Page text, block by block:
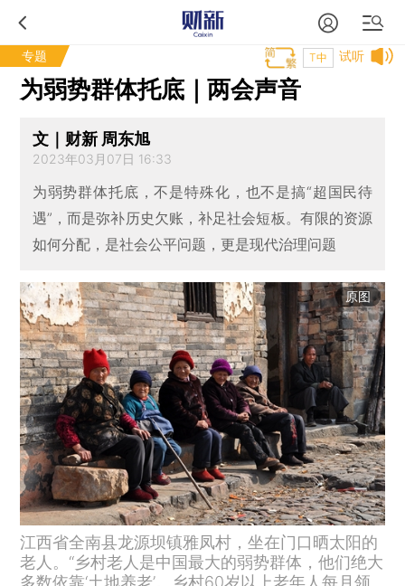
专题 试听
T中
为弱势群体托底｜两会声音
文｜财新 周东旭
2023年03月07日 16:33
为弱势群体托底，不是特殊化，也不是搞“超国民待
遇”，而是弥补历史欠账，补足社会短板。有限的资源
如何分配，是社会公平问题，更是现代治理问题
原图
江西省全南县龙源坝镇雅凤村，坐在门口晒太阳的
老人。“乡村老人是中国最大的弱势群体，他们绝大
多数依靠‘土地养老’。乡村60岁以上老年人每月领